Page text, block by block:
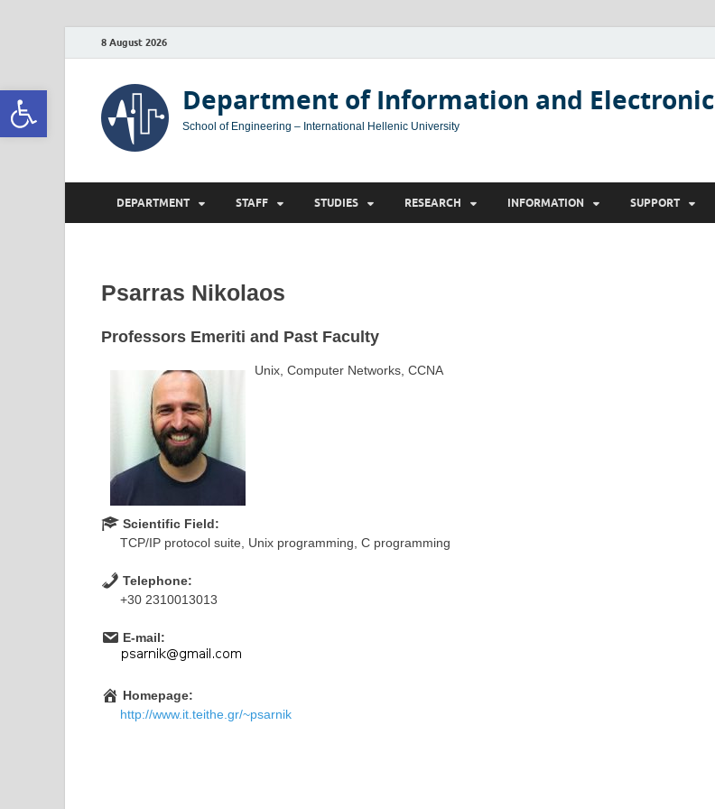
Open toolbar
8 August 2026
Department of Information and
School of Engineering – International Hellenic University
DEPARTMENT STAFF STUDIES RESEARCH INFORMATION SUPPORT
Psarras Nikolaos
Professors Emeriti and Past Faculty
Unix, Computer Networks, CCNA
Scientific Field:
TCP/IP protocol suite, Unix programming, C programming
Telephone:
+30 2310013013
E-mail:
Homepage:
http://www.it.teithe.gr/~psarnik